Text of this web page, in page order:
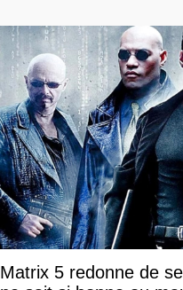
Matrix 5 redonne de